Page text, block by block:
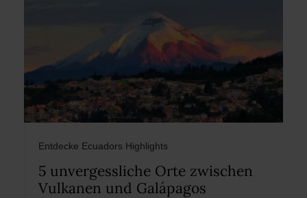
Entdecke Ecuadors Highlights
5 unvergessliche Orte zwischen
Vulkanen und Galápagos